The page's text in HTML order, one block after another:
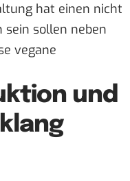
hat einen nicht
sein sollen neben
vegane
und